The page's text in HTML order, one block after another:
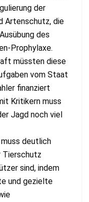
der
Artenschutz, die
des
Prophylaxe.
müssten diese
vom Staat
finanziert
Kritikern muss
Jagd noch viel
deutlich
Tierschutz
sind, indem
und gezielte